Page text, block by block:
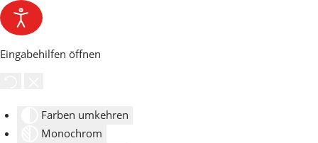
Eingabehilfen öffnen
Farben umkehren
Monochrom